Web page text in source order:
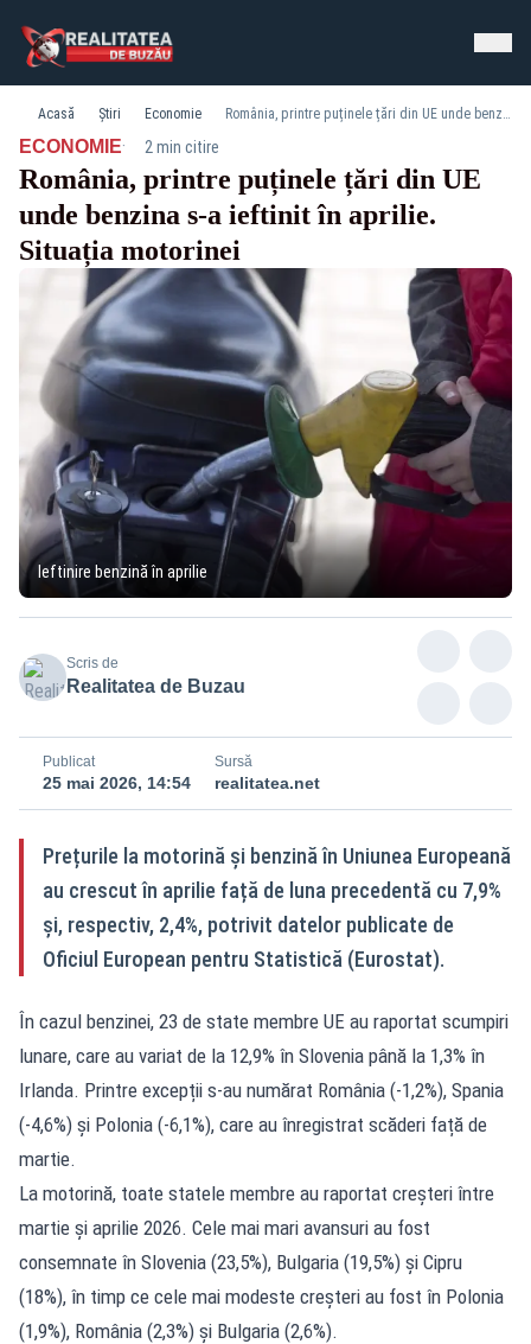
Acasă Știri Economie România, printre puținele țări din UE unde benzina s-a ieftinit în aprilie. Situația motorinei
ECONOMIE· 2 min citire
România, printre puținele țări din UE
unde benzina s-a ieftinit în aprilie.
Situația motorinei
Ieftinire benzină în aprilie
Scris de
Realitatea de Buzau
Publicat
25 mai 2026, 14:54
Sursă
realitatea.net
Prețurile la motorină și benzină în Uniunea Europeană
au crescut în aprilie față de luna precedentă cu 7,9%
și, respectiv, 2,4%, potrivit datelor publicate de
Oficiul European pentru Statistică (Eurostat).
În cazul benzinei, 23 de state membre UE au raportat scumpiri
lunare, care au variat de la 12,9% în Slovenia până la 1,3% în
Irlanda. Printre excepții s-au numărat România (-1,2%), Spania
(-4,6%) și Polonia (-6,1%), care au înregistrat scăderi față de
martie.
La motorină, toate statele membre au raportat creșteri între
martie și aprilie 2026. Cele mai mari avansuri au fost
consemnate în Slovenia (23,5%), Bulgaria (19,5%) și Cipru
(18%), în timp ce cele mai modeste creșteri au fost în Polonia
(1,9%), România (2,3%) și Bulgaria (2,6%).